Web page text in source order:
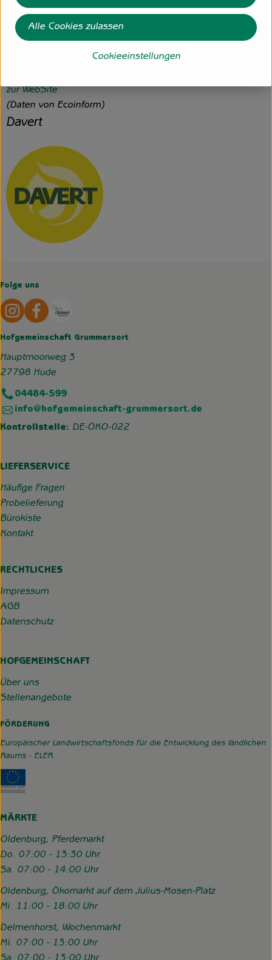
Seit der Gründung unseres Unternehmens sind wirfest im
Münsterland verwurzelt. Hier, in unmittelbarer Nähe zum
übernehmen Verantwortung für Umwelt und Mitarbeiter.
zur WebSite
(Daten von Ecoinform)
Davert
Folge uns
Externer Link zu https://www.instagram.com/
Hofgemeinschaft Grummersort
Hauptmoorweg 3
27798 Hude
04484-599
info@hofgemeinschaft-grummersort.de
Kontrollstelle: DE-ÖKO-022
LIEFERSERVICE
Häufige Fragen
Probelieferung
Bürokiste
Kontakt
RECHTLICHES
Impressum
AGB
Datenschutz
HOFGEMEINSCHAFT
Über uns
Stellenangebote
FÖRDERUNG
Europäischer Landwirtschaftsfonds für die Entwicklung des ländlichen
Raums - ELER.
MÄRKTE
Oldenburg, Pferdemarkt
Do. 07:00 - 13:30 Uhr
Sa. 07:00 - 14:00 Uhr
Oldenburg, Ökomarkt auf dem Julius-Mosen-Platz
Mi. 11:00 - 18:00 Uhr
Delmenhorst, Wochenmarkt
Mi. 07:00 - 13:00 Uhr
Cookieeinstellungen
Alle Cookies zulassen